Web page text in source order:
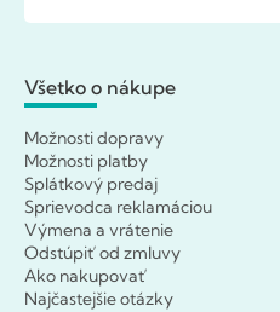
Všetko o nákupe
Možnosti dopravy
Možnosti platby
Splátkový predaj
Sprievodca reklamáciou
Výmena a vrátenie
Odstúpiť od zmluvy
Ako nakupovať
Najčastejšie otázky